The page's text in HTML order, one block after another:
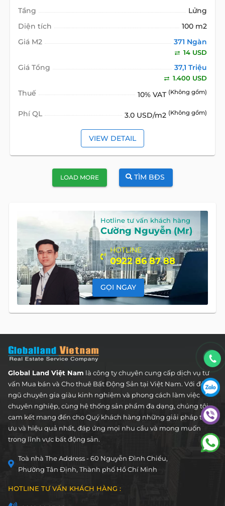
Tầng
Lửng
Diện tích
100 m2
Giá M2
371 Ngàn
14 USD
Giá Tổng 37,1 Triệu
1.400 USD
Thuế 10% VAT (Không gồm)
Phí QL 3.0 USD/m2 (Không gồm)
VIEW DETAIL
LOAD MORE TÌM BĐS
Hotline tư vấn khách hàng
Cường Nguyễn (Mr)
HOTLINE
0922 86 87 88
GỌI NGAY
Global Land Việt Nam là công ty chuyên cung cấp dịch vụ tư
vấn Mua bán và Cho thuê Bất Động Sản tại Việt Nam. Với đội
ngũ chuyên gia giàu kinh nghiệm và phong cách làm việc
chuyên nghiệp, cùng hệ thống sản phẩm đa dạng, chúng tôi
cam kết mang đến cho Quý khách hàng những giải pháp tối
ưu và hiệu quả nhất, đáp ứng mọi nhu cầu và mong muốn
trong lĩnh vực bất động sản.
Toà nhà The Address - 60 Nguyễn Đình Chiểu,
Phường Tân Định, Thành phố Hồ Chí Minh
HOTLINE TƯ VẤN KHÁCH HÀNG :